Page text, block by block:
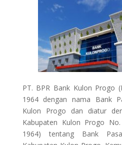
PT. BPR Bank Kulon Progo
1964 dengan nama Bank
Kulon Progo dan diatur
Kabupaten Kulon Progo
1964) tentang Bank